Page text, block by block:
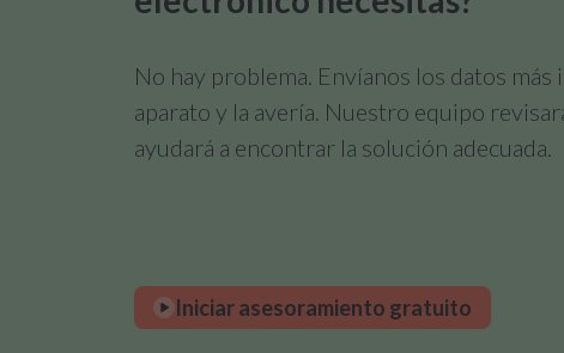
No hay problema. Envíanos los datos
aparato y la avería. Nuestro equipo
ayudará a encontrar la solución adecuada.
Iniciar asesoramiento gratuito